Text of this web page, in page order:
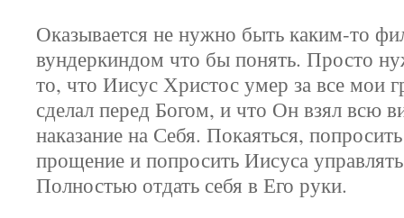
Оказывается не нужно быть каким-то
вундеркиндом что бы понять. Просто
то, что Иисус Христос умер за все мои
сделал перед Богом, и что Он взял всю
наказание на Себя. Покаяться,
прощение и попросить Иисуса
Полностью отдать себя в Его руки.